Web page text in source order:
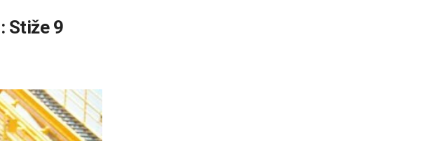
Stiže 9